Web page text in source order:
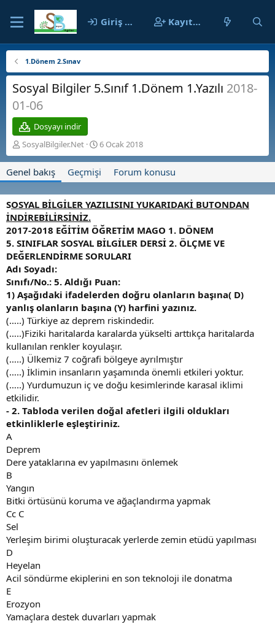
Giriş yap Kayıt ol
1.Dönem 2.Sınav
Sosyal Bilgiler 5.Sınıf 1.Dönem 1.Yazılı 2018-
01-06
Dosyayı indir
Y
a
a
SosyalBilgiler.Net
O
l
ş
r
l
m
a
r
i
h
i
6 Ocak 2018
Genel bakış Geçmişi Forum konusu
SOSYAL BİLGİLER YAZILISINI YUKARIDAKİ BUTONDAN
İNDİREBİLİRSİNİZ.
2017-2018 EĞİTİM ÖĞRETİM MAGO 1. DÖNEM
5. SINIFLAR SOSYAL BİLGİLER DERSİ 2. ÖLÇME VE
DEĞERLENDİRME SORULARI
Adı Soyadı:
Sınıfı/No.: 5. Aldığı Puan:
1) Aşağıdaki ifadelerden doğru olanların başına( D)
yanlış olanların başına (Y) harfini yazınız.
(…..) Türkiye az deprem riskindedir.
(…..)Fiziki haritalarda karalarda yükselti arttıkça haritalarda
kullanılan renkler koyulaşır.
(…..) Ülkemiz 7 coğrafi bölgeye ayrılmıştır
(…..) İklimin insanların yaşamında önemli etkileri yoktur.
(…..) Yurdumuzun iç ve doğu kesimlerinde karasal iklimi
etkilidir.
- 2. Tabloda verilen doğal afetleri ilgili oldukları
etkinliklerle eşleştiriniz.
A
Deprem
Dere yataklarına ev yapılmasını önlemek
B
Yangın
Bitki örtüsünü koruma ve ağaçlandırma yapmak
Cc C
Sel
Yerleşim birimi oluşturacak yerlerde zemin etüdü yapılması
D
Heyelan
Acil söndürme ekiplerini en son teknoloji ile donatma
E
Erozyon
Yamaçlara destek duvarları yapmak